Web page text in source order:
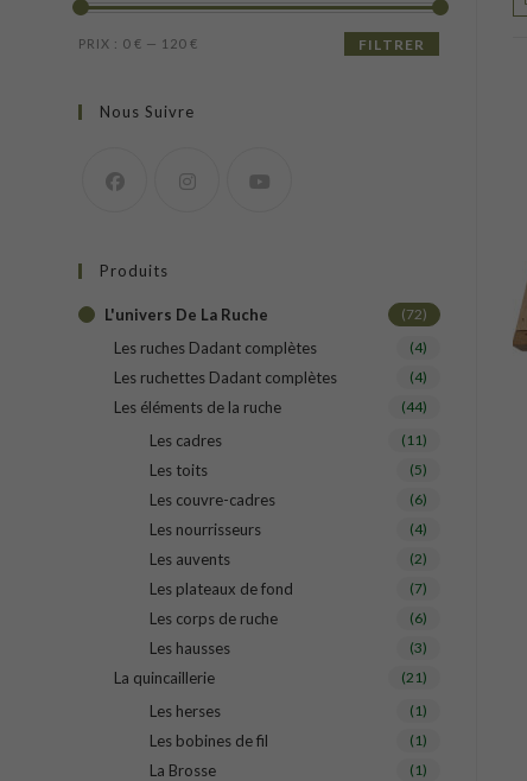
Prix
Prix
FILTRER
PRIX : 0 € — 120 €
Nous Suivre
Produits
L'univers De La Ruche (72)
Les ruches Dadant complètes (4)
Les ruchettes Dadant complètes (4)
Les éléments de la ruche (44)
Les cadres (11)
Les toits (5)
Les couvre-cadres (6)
Les nourrisseurs (4)
Les auvents (2)
Les plateaux de fond (7)
Les corps de ruche (6)
Les hausses (3)
La quincaillerie (21)
Les herses (1)
Les bobines de fil (1)
La Brosse (1)